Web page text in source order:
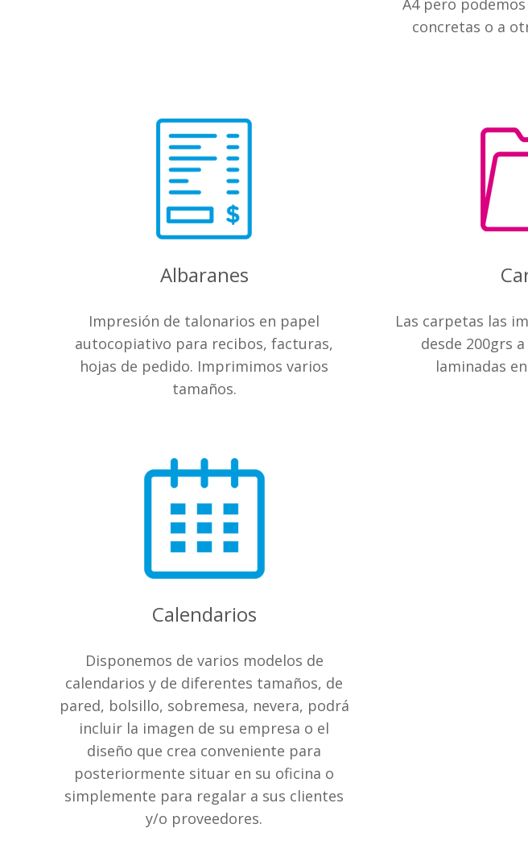
A4 pero
concretas o a
Albaranes
Impresión de talonarios en papel
autocopiativo para recibos, facturas,
hojas de pedido. Imprimimos varios
tamaños.
Las carpetas las
desde 200grs
laminadas
Calendarios
Disponemos de varios modelos de
calendarios y de diferentes tamaños, de
pared, bolsillo, sobremesa, nevera, podrá
incluir la imagen de su empresa o el
diseño que crea conveniente para
posteriormente situar en su oficina o
simplemente para regalar a sus clientes
y/o proveedores.